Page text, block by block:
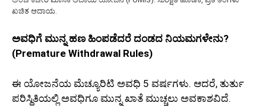
ಖಚಿತ ಆದಾಯ.
ಅವಧಿಗೆ ಮುನ್ನ ಹಣ ಹಿಂಪಡೆದರೆ ದಂಡದ ನಿಯಮಗಳೇನು?
(Premature Withdrawal Rules)
ಈ ಯೋಜನೆಯ ಮೆಚ್ಯೂರಿಟಿ ಅವಧಿ 5 ವರ್ಷಗಳು. ಆದರೆ, ತುರ್ತು
ಪರಿಸ್ಥಿತಿಯಲ್ಲಿ ಅವಧಿಗೂ ಮುನ್ನ ಖಾತೆ ಮುಚ್ಚಲು ಅವಕಾಶವಿದೆ.